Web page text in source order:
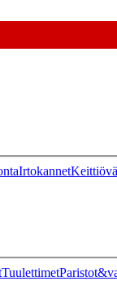
Irtokannet
Tuulettimet